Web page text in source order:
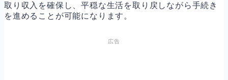
取り収入を確保し、平穏な生活を取り戻しながら手続き
を進めることが可能になります。
広告